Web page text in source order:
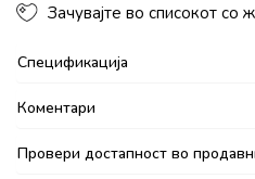
Зачувајте во списокот со
Спецификација
Коментари
Провери достапност во